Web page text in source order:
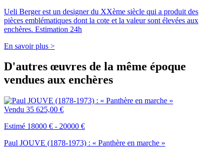
Ueli Berger est un designer du XXème siècle qui a produit des
pièces emblématiques dont la cote et la valeur sont élevées aux
enchères. Estimation 24h
En savoir plus >
D'autres œuvres de la même époque
vendues aux enchères
Vendu 35 625,00 €
Estimé 18000 € - 20000 €
Paul JOUVE (1878-1973) : « Panthère en marche »